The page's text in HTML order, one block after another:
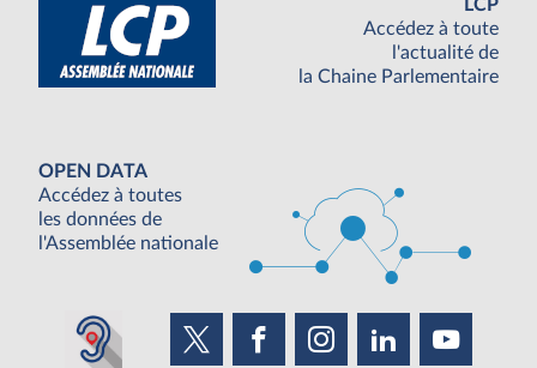
LCP
Accédez à toute
l'actualité de
la Chaine Parlementaire
OPEN DATA
Accédez à toutes
les données de
l'Assemblée nationale